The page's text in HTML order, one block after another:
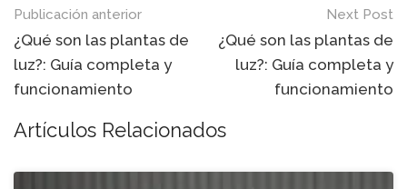
Mensaje
de
navegación
Publicación anterior
¿Qué son las plantas de
luz?: Guía completa y
funcionamiento
Next Post
¿Qué son las plantas de
luz?: Guía completa y
funcionamiento
Artículos Relacionados